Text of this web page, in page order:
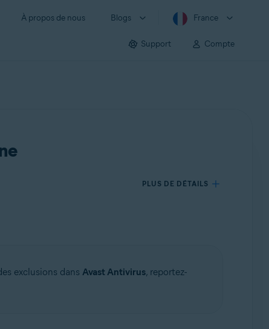
À propos de nous Blogs France
Support Compte
PLUS DE DÉTAILS
exclusions dans Avast Antivirus, reportez-